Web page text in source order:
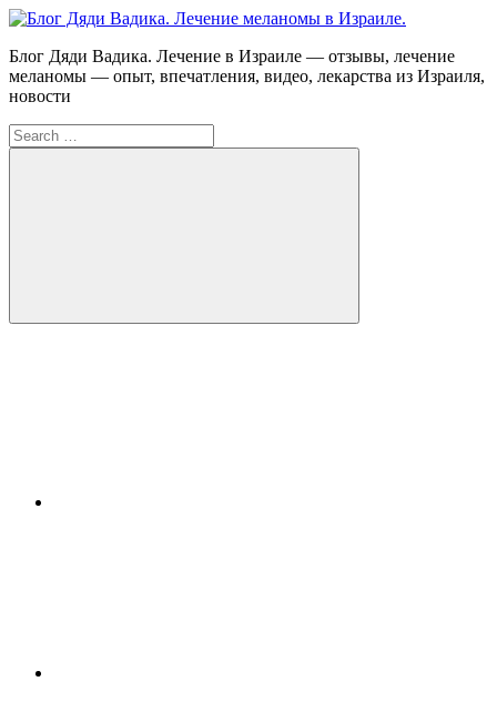
Skip
content
Блог
Дяди
Вадика.
меланомы
в
Блог Дяди Вадика. Лечение в Израиле — отзывы, лечение
меланомы — опыт, впечатления, видео, лекарства из Израиля,
новости
Search
for:
Search